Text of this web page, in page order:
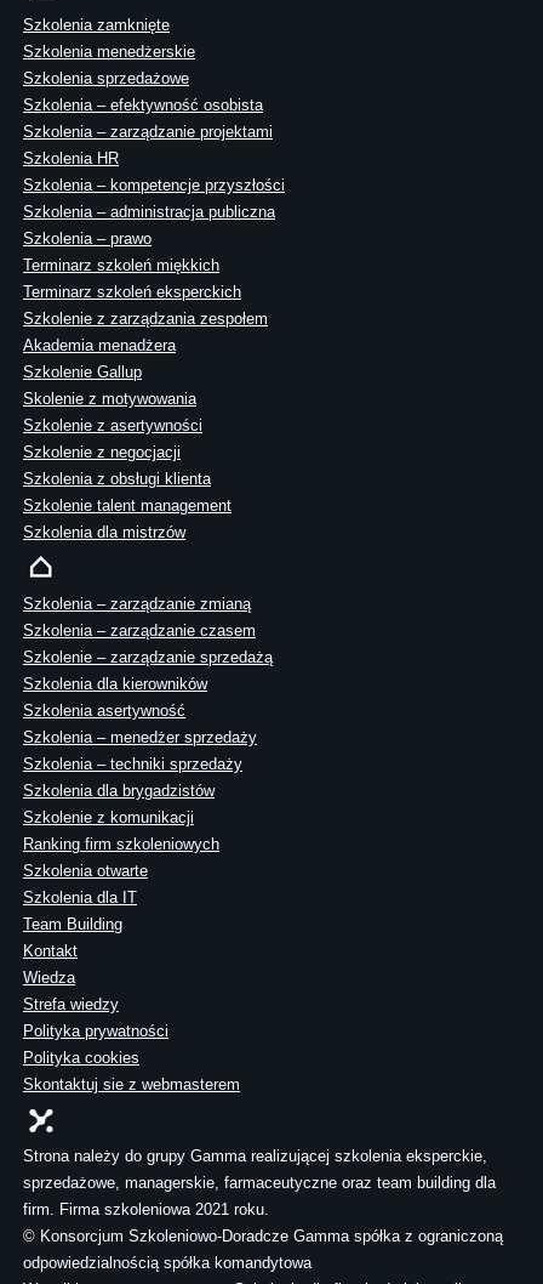
Szkolenia zamknięte
Szkolenia menedżerskie
Szkolenia sprzedażowe
Szkolenia – efektywność osobista
Szkolenia – zarządzanie projektami
Szkolenia HR
Szkolenia – kompetencje przyszłości
Szkolenia – administracja publiczna
Szkolenia – prawo
Terminarz szkoleń miękkich
Terminarz szkoleń eksperckich
Szkolenie z zarządzania zespołem
Akademia menadżera
Szkolenie Gallup
Skolenie z motywowania
Szkolenie z asertywności
Szkolenie z negocjacji
Szkolenia z obsługi klienta
Szkolenie talent management
Szkolenia dla mistrzów
Szkolenia – zarządzanie zmianą
Szkolenia – zarządzanie czasem
Szkolenie – zarządzanie sprzedażą
Szkolenia dla kierowników
Szkolenia asertywność
Szkolenia – menedżer sprzedaży
Szkolenia – techniki sprzedaży
Szkolenia dla brygadzistów
Szkolenie z komunikacji
Ranking firm szkoleniowych
Szkolenia otwarte
Szkolenia dla IT
Team Building
Kontakt
Wiedza
Strefa wiedzy
Polityka prywatności
Polityka cookies
Skontaktuj sie z webmasterem
Strona należy do grupy Gamma realizującej szkolenia eksperckie,
sprzedażowe, managerskie, farmaceutyczne oraz team building dla
firm. Firma szkoleniowa 2021 roku.
© Konsorcjum Szkoleniowo-Doradcze Gamma spółka z ograniczoną
odpowiedzialnością spółka komandytowa